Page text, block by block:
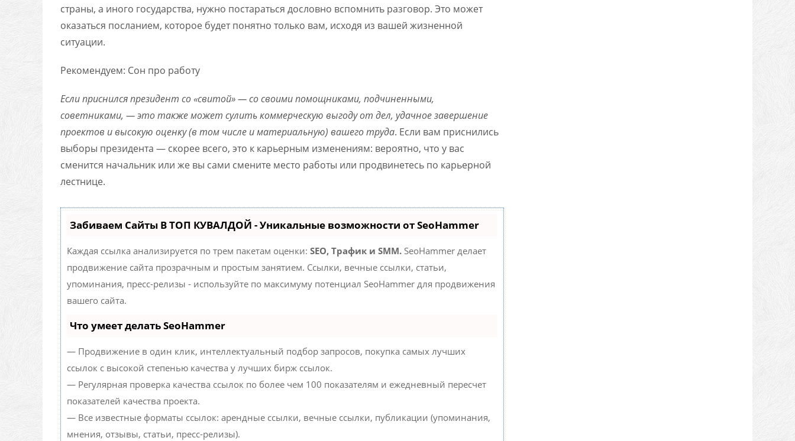
страны, а иного государства, нужно постараться дословно вспомнить разговор. Это может
оказаться посланием, которое будет понятно только вам, исходя из вашей жизненной
ситуации.
Рекомендуем: Сон про работу
Если приснился президент со «свитой» — со своими помощниками, подчиненными,
советниками, — это также может сулить коммерческую выгоду от дел, удачное завершение
проектов и высокую оценку (в том числе и материальную) вашего труда. Если вам приснились
выборы президента — скорее всего, это к карьерным изменениям: вероятно, что у вас
сменится начальник или же вы сами смените место работы или продвинетесь по карьерной
лестнице.
Забиваем Сайты В ТОП КУВАЛДОЙ - Уникальные возможности от SeoHammer
Каждая ссылка анализируется по трем пакетам оценки: SEO, Трафик и SMM. SeoHammer делает
продвижение сайта прозрачным и простым занятием. Ссылки, вечные ссылки, статьи,
упоминания, пресс-релизы - используйте по максимуму потенциал SeoHammer для продвижения
вашего сайта.
Что умеет делать SeoHammer
— Продвижение в один клик, интеллектуальный подбор запросов, покупка самых лучших
ссылок с высокой степенью качества у лучших бирж ссылок.
— Регулярная проверка качества ссылок по более чем 100 показателям и ежедневный пересчет
показателей качества проекта.
— Все известные форматы ссылок: арендные ссылки, вечные ссылки, публикации (упоминания,
мнения, отзывы, статьи, пресс-релизы).